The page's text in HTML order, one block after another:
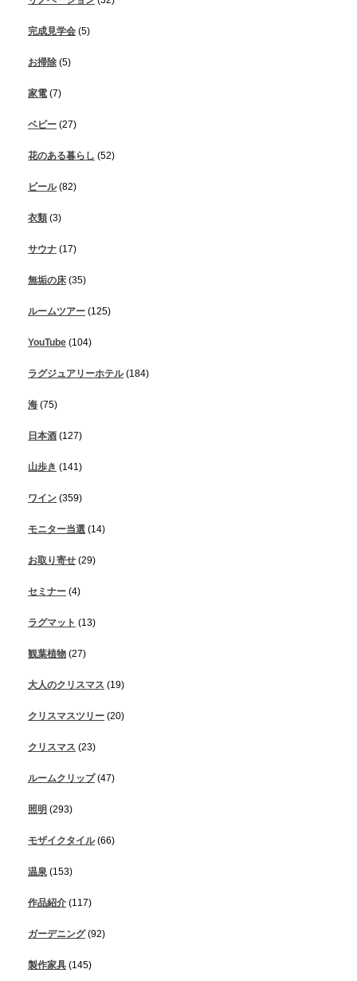
完成見学会 (5)
お掃除 (5)
家電 (7)
ベビー (27)
花のある暮らし (52)
ビール(82)
衣類 (3)
サウナ (17)
無垢の床 (35)
ルームツアー (125)
YouTube (104)
ラグジュアリーホテル(184)
海 (75)
日本酒 (127)
山歩き (141)
ワイン (359)
モニター当選 (14)
お取り寄せ (29)
セミナー (4)
ラグマット (13)
観葉植物 (27)
大人のクリスマス (19)
クリスマスツリー (20)
クリスマス (23)
ルームクリップ(47)
照明 (293)
モザイクタイル(66)
温泉 (153)
作品紹介 (117)
ガーデニング(92)
製作家具 (145)